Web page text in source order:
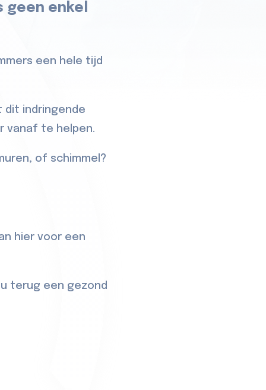
geen enkel
een hele tijd
dit indringende
vanaf te helpen.
of schimmel?
hier voor een
terug een gezond